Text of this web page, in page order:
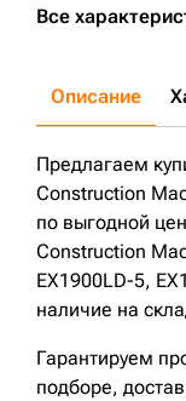
Все
Описание
Предлагаем
Construction
по выгодной
Construction
EX1900LD-5,
наличие на
Гарантируем
подборе,